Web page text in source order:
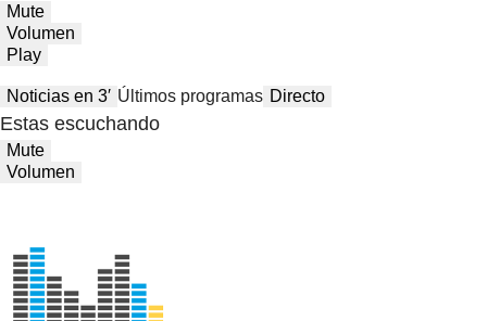
Mute
Volumen
Play
Noticias en 3′ Últimos programas Directo
Estas escuchando
Mute
Volumen